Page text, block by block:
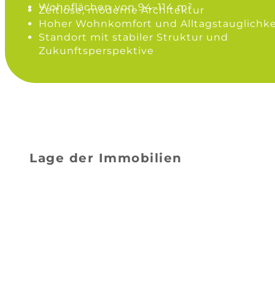
Wohnflächen von 94–114 m²
Zeitlose, moderne Architektur
Hoher Wohnkomfort und
Standort mit stabiler Struktur und
Zukunftsperspektive
Lage der Immobilien